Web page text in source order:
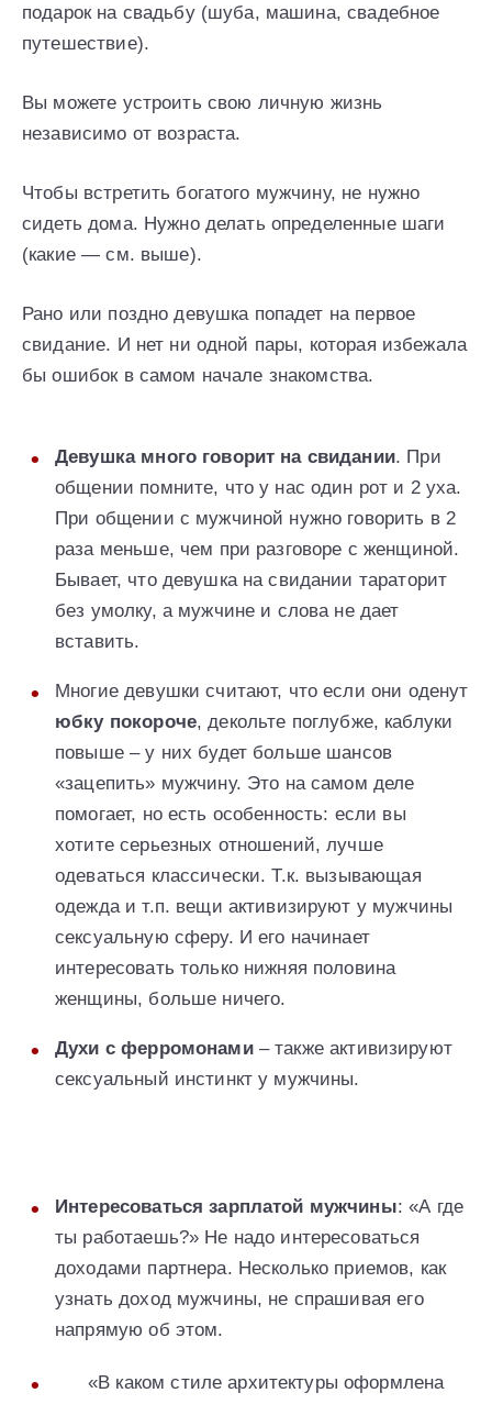
подарок на свадьбу (шуба, машина, свадебное
путешествие).
Вы можете устроить свою личную жизнь
независимо от возраста.
Чтобы встретить богатого мужчину, не нужно
сидеть дома. Нужно делать определенные шаги
(какие — см. выше).
Рано или поздно девушка попадет на первое
свидание. И нет ни одной пары, которая избежала
бы ошибок в самом начале знакомства.
Девушка много говорит на свидании. При
общении помните, что у нас один рот и 2 уха.
При общении с мужчиной нужно говорить в 2
раза меньше, чем при разговоре с женщиной.
Бывает, что девушка на свидании тараторит
без умолку, а мужчине и слова не дает
вставить.
Многие девушки считают, что если они оденут
юбку покороче, декольте поглубже, каблуки
повыше – у них будет больше шансов
«зацепить» мужчину. Это на самом деле
помогает, но есть особенность: если вы
хотите серьезных отношений, лучше
одеваться классически. Т.к. вызывающая
одежда и т.п. вещи активизируют у мужчины
сексуальную сферу. И его начинает
интересовать только нижняя половина
женщины, больше ничего.
Духи с ферромонами– также активизируют
сексуальный инстинкт у мужчины.
Интересоваться зарплатой мужчины: «А где
ты работаешь?» Не надо интересоваться
доходами партнера. Несколько приемов, как
узнать доход мужчины, не спрашивая его
напрямую об этом.
«В каком стиле архитектуры оформлена